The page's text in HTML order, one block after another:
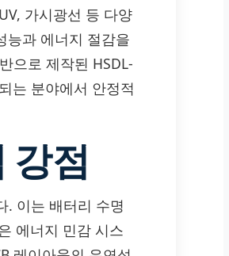
가시광선 등 다양
능과 에너지 절감을
으로 제작된 HSDL-
는 분야에서 안정적
점
. 이는 배터리 수명
에너지 민감 시스